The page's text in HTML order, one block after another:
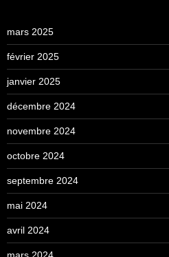
mars 2025
février 2025
janvier 2025
décembre 2024
novembre 2024
octobre 2024
septembre 2024
mai 2024
avril 2024